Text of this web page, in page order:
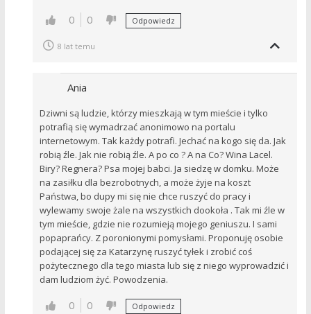
0 0 Odpowiedz
8 lat temu
Ania
Dziwni są ludzie, którzy mieszkają w tym mieście i tylko
potrafią się wymadrzać anonimowo na portalu
internetowym. Tak każdy potrafi. Jechać na kogo się da. Jak
robią źle. Jak nie robią źle. A po co ? A na Co? Wina Lacel.
Biry? Regnera? Psa mojej babci. Ja siedzę w domku. Może
na zasiłku dla bezrobotnych, a może żyje na koszt
Państwa, bo dupy mi się nie chce ruszyć do pracy i
wylewamy swoje żale na wszystkich dookoła . Tak mi źle w
tym mieście, gdzie nie rozumieją mojego geniuszu. I sami
popaprańcy. Z poronionymi pomysłami. Proponuję osobie
podającej się za Katarzynę ruszyć tyłek i zrobić coś
pożytecznego dla tego miasta lub się z niego wyprowadzić i
dam ludziom żyć. Powodzenia.
0 0 Odpowiedz